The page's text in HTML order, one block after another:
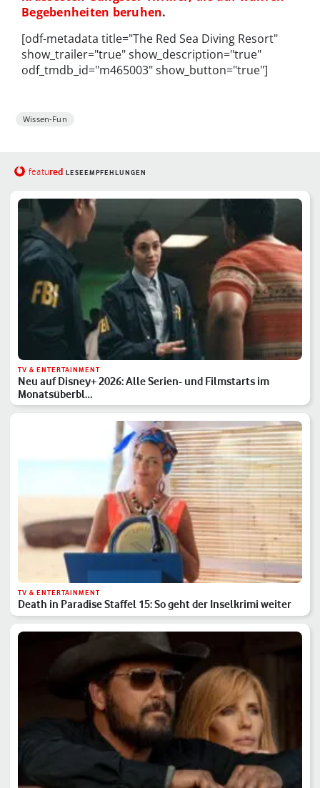
Begebenheiten beruhen.
[odf-metadata title="The Red Sea Diving Resort"
show_trailer="true" show_description="true"
odf_tmdb_id="m465003" show_button="true"]
Wissen-Fun
featured LESEEMPFEHLUNGEN
TV & ENTERTAINMENT
Neu auf Disney+ 2026: Alle Serien- und Filmstarts im
Monatsüberbl…
TV & ENTERTAINMENT
Death in Paradise Staffel 15: So geht der Inselkrimi weiter